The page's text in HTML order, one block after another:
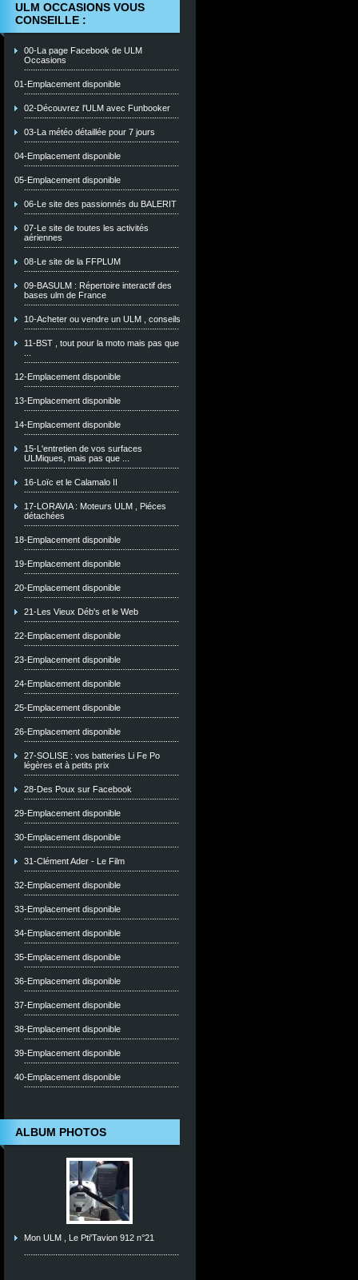
ULM OCCASIONS VOUS
CONSEILLE :
00-La page Facebook de ULM
Occasions
01-Emplacement disponible
02-Découvrez l'ULM avec Funbooker
03-La météo détaillée pour 7 jours
04-Emplacement disponible
05-Emplacement disponible
06-Le site des passionnés du BALERIT
07-Le site de toutes les activités
aériennes
08-Le site de la FFPLUM
09-BASULM : Répertoire interactif des
bases ulm de France
10-Acheter ou vendre un ULM , conseils
11-BST , tout pour la moto mais pas que
12-Emplacement disponible
13-Emplacement disponible
14-Emplacement disponible
15-L'entretien de vos surfaces
ULMiques, mais pas que ...
16-Loïc et le Calamalo II
17-LORAVIA : Moteurs ULM , Piéces
détachées
18-Emplacement disponible
19-Emplacement disponible
20-Emplacement disponible
21-Les Vieux Déb's et le Web
22-Emplacement disponible
23-Emplacement disponible
24-Emplacement disponible
25-Emplacement disponible
26-Emplacement disponible
27-SOLISE : vos batteries Li Fe Po
légères et à petits prix
28-Des Poux sur Facebook
29-Emplacement disponible
30-Emplacement disponible
31-Clément Ader - Le Film
32-Emplacement disponible
33-Emplacement disponible
34-Emplacement disponible
35-Emplacement disponible
36-Emplacement disponible
37-Emplacement disponible
38-Emplacement disponible
39-Emplacement disponible
40-Emplacement disponible
ALBUM PHOTOS
Mon ULM , Le Pti'Tavion 912 n°21